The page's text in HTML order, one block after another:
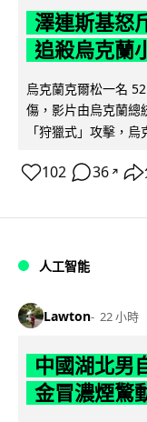
澤連斯基怒
追殺烏克蘭
烏克蘭克爾松一名
傷，影片由烏克蘭總
「狩獵式」攻擊，烏
102 36 ↗
人工智能
Lawton 22 小時
中國湖北男
金冒濃煙驚